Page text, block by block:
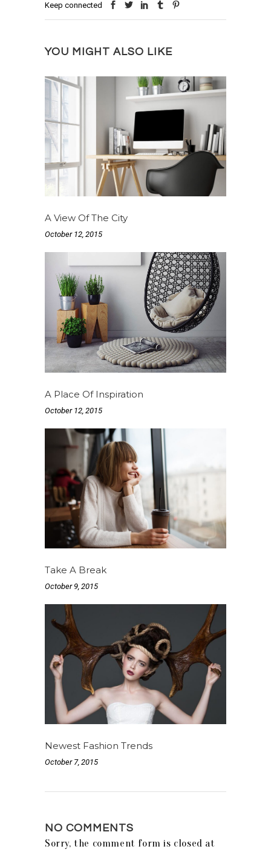
Keep connected
YOU MIGHT ALSO LIKE
A View Of The City
October 12, 2015
A Place Of Inspiration
October 12, 2015
Take A Break
October 9, 2015
Newest Fashion Trends
October 7, 2015
NO COMMENTS
Sorry, the comment form is closed at